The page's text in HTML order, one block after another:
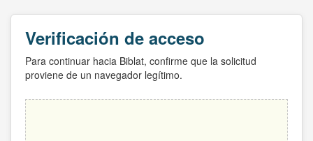
Verificación de acceso
Para continuar hacia Biblat, confirme que la solicitud
proviene de un navegador legítimo.